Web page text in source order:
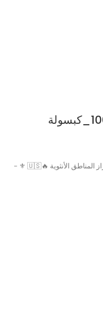
🔥أقراص الحلبة الأمريكية لزيادة الوزن و إبراز المناطق الأنثوية 🔥🇺🇸 ⚜ –